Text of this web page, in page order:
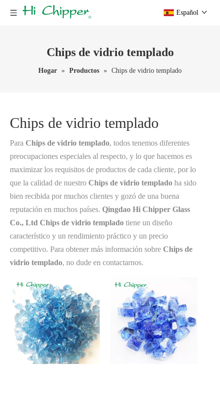
Español
Chips de vidrio templado
Hogar » Productos » Chips de vidrio templado
Chips de vidrio templado
Para Chips de vidrio templado, todos tenemos diferentes
preocupaciones especiales al respecto, y lo que hacemos es
maximizar los requisitos de productos de cada cliente, por lo
que la calidad de nuestro Chips de vidrio templado ha sido
bien recibida por muchos clientes y gozó de una buena
reputación en muchos países. Qingdao Hi Chipper Glass
Co., Ltd Chips de vidrio templado tiene un diseño
característico y un rendimiento práctico y un precio
competitivo. Para obtener más información sobre Chips de
vidrio templado, no dude en contactarnos.